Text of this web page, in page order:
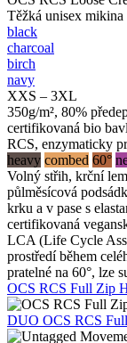
Těžká unisex
black
charcoal
birch
navy
XXS – 3XL
350g/m², 80%
certifikovaná bio
RCS, enzymaticky
heavy combed 60°
Volný střih, krční
půlměsícová
krku a v pase s
certifikovaná
LCA (Life Cycle
prostředí během
pratelné na 60°, lze
OCS RCS Full Zip
DUO OCS RCS